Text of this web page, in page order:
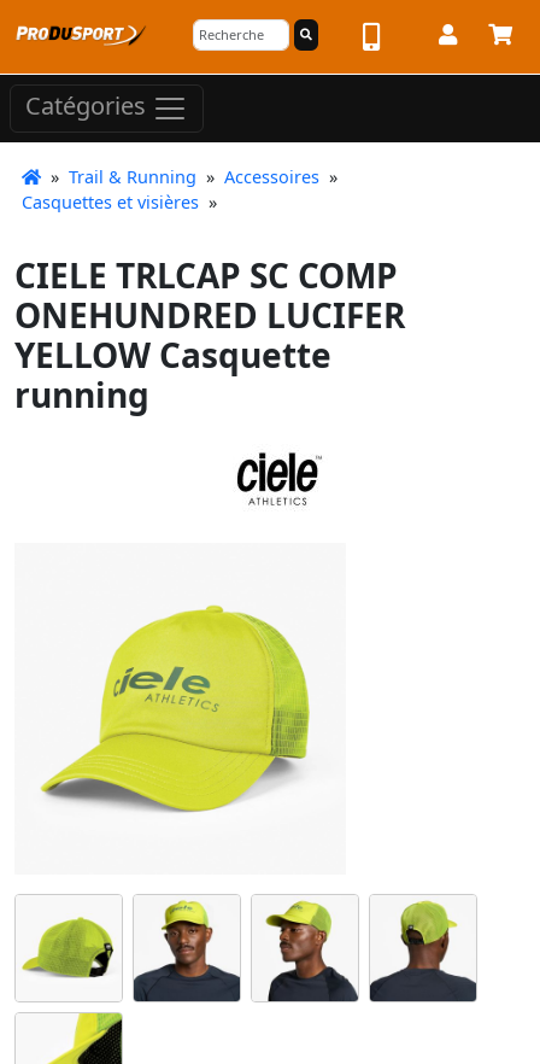
Catégories
» Trail & Running » Accessoires »
Casquettes et visières »
CIELE TRLCAP SC COMP
ONEHUNDRED LUCIFER
YELLOW Casquette
running